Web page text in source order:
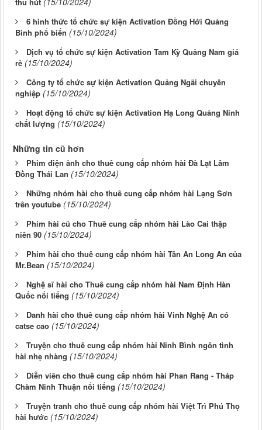
6 hình thức tổ chức sự kiện Activation Đồng Hới Quảng
Bình phổ biến (15/10/2024)
Dịch vụ tổ chức sự kiện Activation Tam Kỳ Quảng Nam giá
rẻ (15/10/2024)
Công ty tổ chức sự kiện Activation Quảng Ngãi chuyên
nghiệp (15/10/2024)
Hoạt động tổ chức sự kiện Activation Hạ Long Quảng Ninh
chất lượng (15/10/2024)
Những tin cũ hơn
Phim điện ảnh cho thuê cung cấp nhóm hài Đà Lạt Lâm
Đồng Thái Lan (15/10/2024)
Những nhóm hài cho thuê cung cấp nhóm hài Lạng Sơn
trên youtube (15/10/2024)
Phim hài cũ cho Thuê cung cấp nhóm hài Lào Cai thập
niên 90 (15/10/2024)
Phim hài cho thuê cung cấp nhóm hài Tân An Long An của
Mr.Bean (15/10/2024)
Nghệ sĩ hài cho Thuê cung cấp nhóm hài Nam Định Hàn
Quốc nổi tiếng (15/10/2024)
Danh hài cho thuê cung cấp nhóm hài Vinh Nghệ An có
catse cao (15/10/2024)
Truyện cho thuê cung cấp nhóm hài Ninh Bình ngôn tình
hài nhẹ nhàng (15/10/2024)
Diễn viên cho thuê cung cấp nhóm hài Phan Rang - Tháp
Chàm Ninh Thuận nổi tiếng (15/10/2024)
Truyện tranh cho thuê cung cấp nhóm hài Việt Trì Phú Thọ
hài hước (15/10/2024)